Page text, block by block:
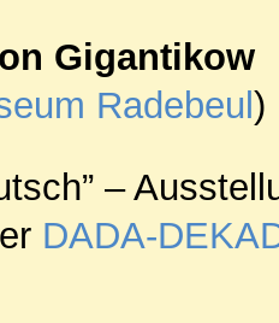
Gigantikow
Radebeul )
–
DADA-